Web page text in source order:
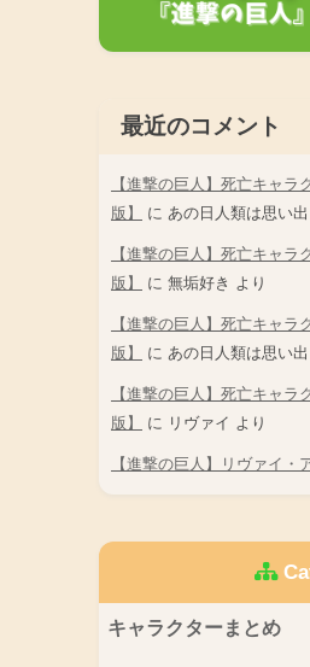
最近のコメント
【進撃の巨人】死亡キャ
版】
に あの日人類は思い
【進撃の巨人】死亡キャ
版】
に 無垢好き より
【進撃の巨人】死亡キャ
版】
に あの日人類は思い
【進撃の巨人】死亡キャ
版】
に リヴァイ より
【進撃の巨人】リヴァイ・
キャラクターまとめ